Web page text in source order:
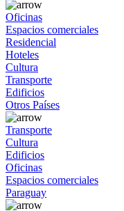
Oficinas
Espacios comerciales
Residencial
Hoteles
Cultura
Transporte
Edificios
Otros Países
Transporte
Cultura
Edificios
Oficinas
Espacios comerciales
Paraguay